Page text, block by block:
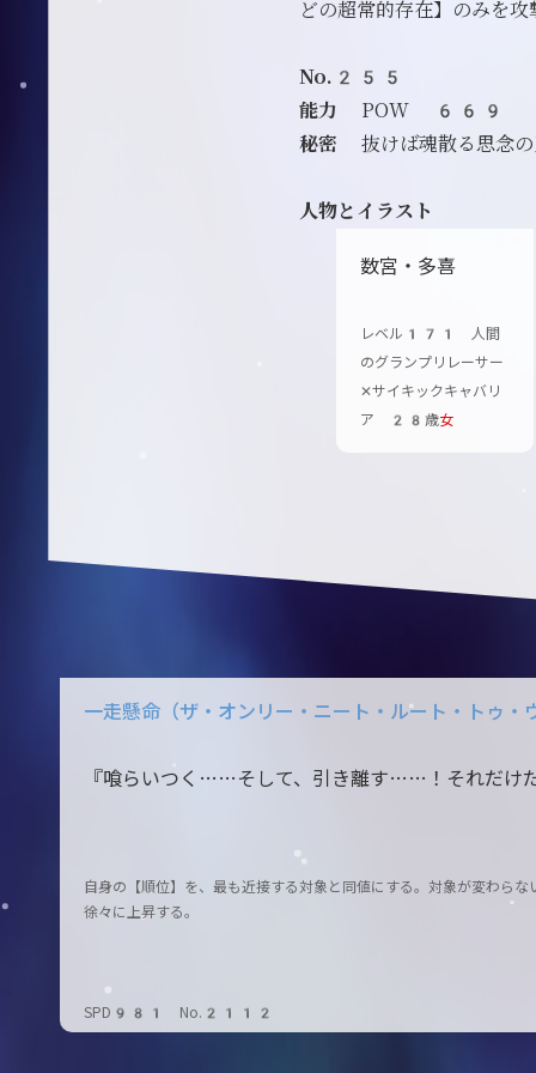
どの超常的存在】のみを攻
No.255
能力 POW 669
秘密 抜けば魂散る思念
人物とイラスト
数宮・多喜
レベル171 人間
のグランプリレーサー
✕サイキックキャバリ
ア 28歳女
一走懸命（ザ・オンリー・ニート・ルート・トゥ・
『喰らいつく……そして、引き離す……！それだけ
自身の【順位】を、最も近接する対象と同値にする。対象が変わら
徐々に上昇する。
SPD981 No.2112